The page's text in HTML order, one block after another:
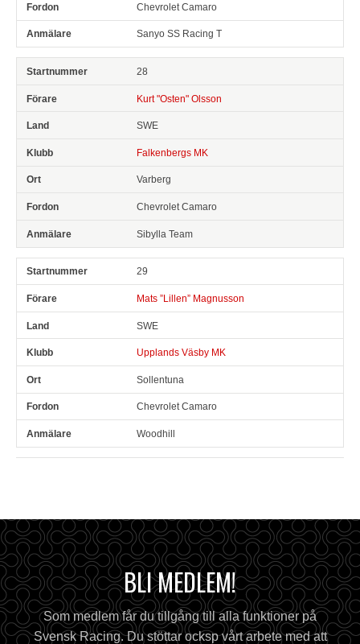
Chevrolet Camaro
Sanyo SS Racing T
28
Kurt "Osten" Olsson
SWE
Falkenbergs MK
Varberg
Chevrolet Camaro
Sibylla Team
29
Mats ”Lillen” Magnusson
SWE
Upplands Väsby MK
Sollentuna
Chevrolet Camaro
Woodhill
BLI MEDLEM!
Som medlem får du tillgång till alla funktioner på
Svensk Racing. Du stöttar ocksp vårt arbete med att